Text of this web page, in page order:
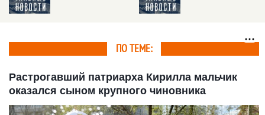
ПО ТЕМЕ:
Растрогавший патриарха Кирилла мальчик
оказался сыном крупного чиновника